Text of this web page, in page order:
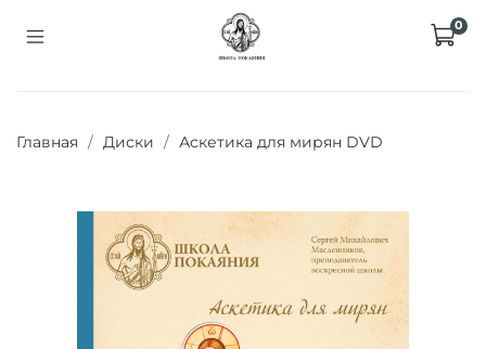
0
Главная Диски Аскетика для мирян DVD